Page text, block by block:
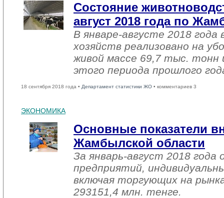
Состояние
август 2018 года по
В январе-августе 2018 года
хозяйств реализовано на
живой массе 69,7 тыс. тонн
этого периода прошлого
18 сентября 2018 года • Департамент статистики ЖО • комментариев 3
ЭКОНОМИКА
Основные показатели
Жамбылской области
За январь-август 2018
предприятий,
включая торгующих на
293151,4 млн. тенге.